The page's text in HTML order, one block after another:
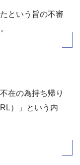
という旨の不審
在の為持ち帰り
）」という内